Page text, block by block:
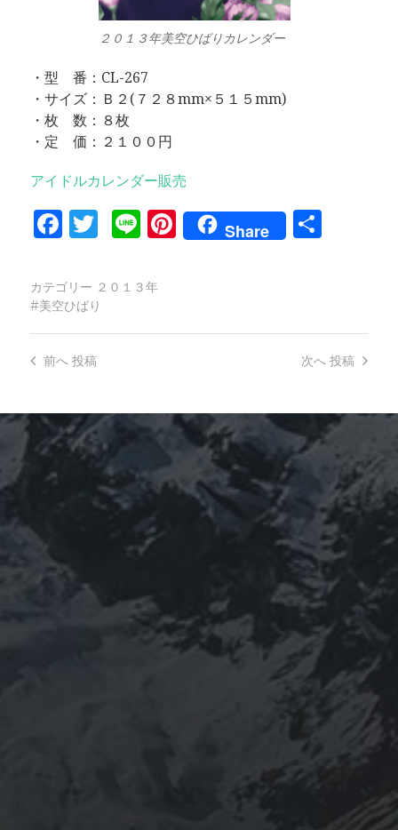
２０１３年美空ひばりカレンダー
・型 番：CL-267
・サイズ：Ｂ２(７２８mm×５１５mm)
・枚 数：８枚
・定 価：２１００円
アイドルカレンダー販売
Facebook
Twitter
LinePinterest
Share
共
カテゴリー ２０１３年
美空ひばり
次へ 投稿
前へ投稿